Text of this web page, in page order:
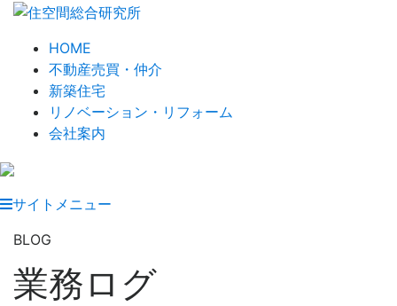
HOME
不動産売買・仲介
新築住宅
リノベーション・リフォーム
会社案内
サイトメニュー
新築住宅
会社案内
BLOG
業務ログ